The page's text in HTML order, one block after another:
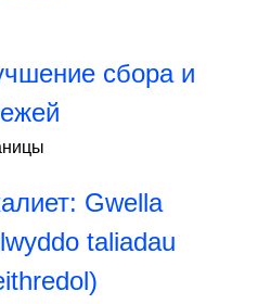
сбора и
Gwella
taliadau